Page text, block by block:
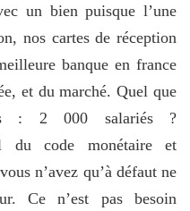
un bien puisque l’une
nos cartes de réception
banque en france
et du marché. Quel que
: 2 000 salariés ?
du code monétaire et
n’avez qu’à défaut ne
Ce n’est pas besoin